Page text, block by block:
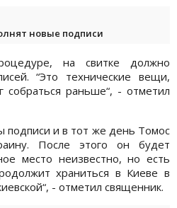
новые подписи
на свитке должно
“Это технические вещи,
раньше“, - отметил
подписи и в тот же день Томос
После этого он будет
место неизвестно, но есть
храниться в Киеве в
- отметил священник.